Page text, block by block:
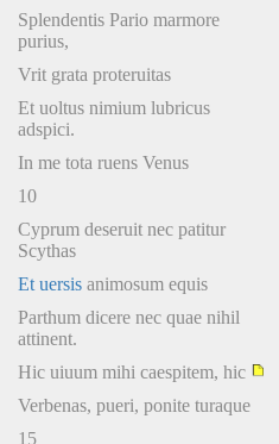
Splendentis Pario marmore
purius,
Vrit grata proteruitas
Et uoltus nimium lubricus
adspici.
In me tota ruens Venus
10
Cyprum deseruit nec patitur
Scythas
Et uersis animosum equis
Parthum dicere nec quae nihil
attinent.
Hic uiuum mihi caespitem, hic
Verbenas, pueri, ponite turaque
15